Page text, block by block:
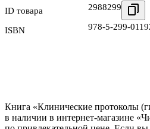
ID товара
2988299
ISBN 978-5-299-
Книга «Клинические протоколы
в наличии в интернет-магазине